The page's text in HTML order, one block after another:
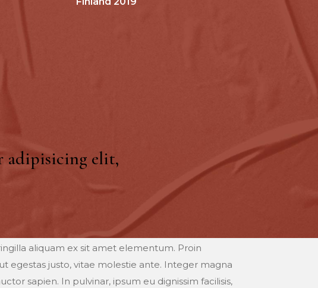
adipisicing elit,
aliquam ex sit amet elementum. Proin
egestas justo, vitae molestie ante. Integer magna
sapien. In pulvinar, ipsum eu dignissim facilisis,